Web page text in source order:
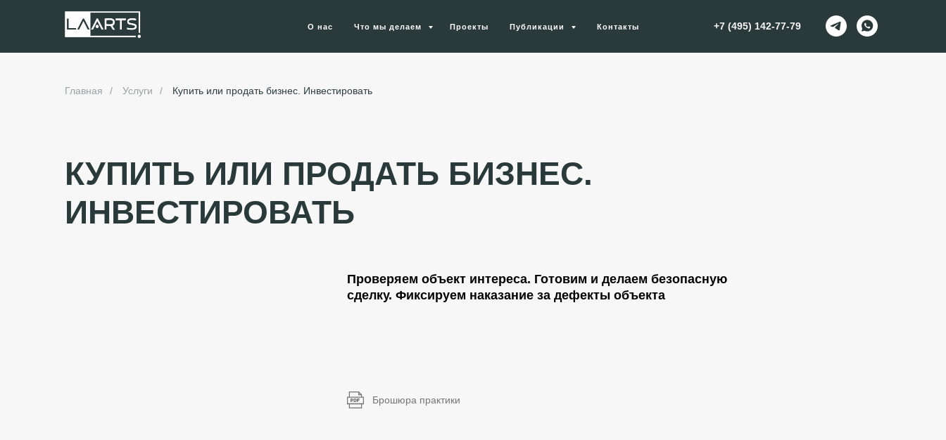
О нас Что мы делаем Проекты Публикации Контакты +7 (495) 142-77-79
Главная / Услуги / Купить или продать бизнес. Инвестировать
КУПИТЬ ИЛИ ПРОДАТЬ БИЗНЕС.
ИНВЕСТИРОВАТЬ
Проверяем объект интереса. Готовим и делаем безопасную
сделку. Фиксируем наказание за дефекты объекта
Брошюра практики